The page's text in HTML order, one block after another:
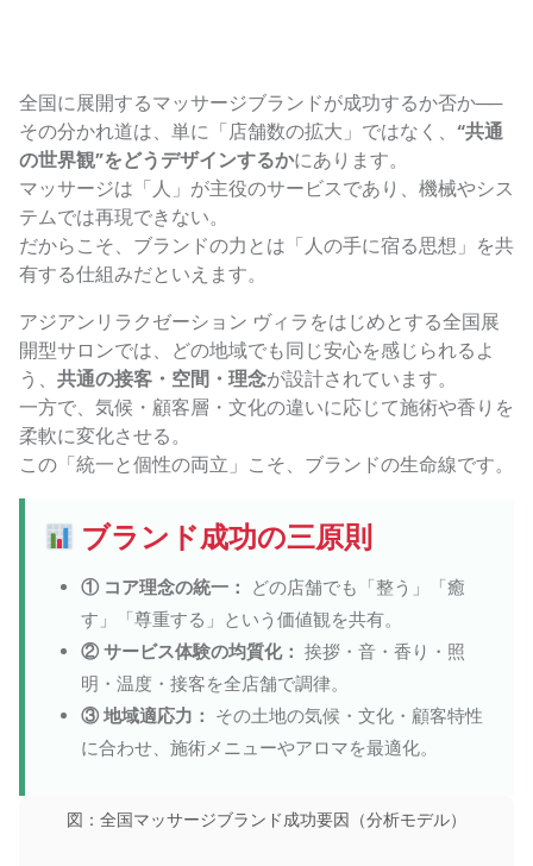
全国に展開するマッサージブランドが成功するか否か──
その分かれ道は、単に「店舗数の拡大」ではなく、 “共通
の世界観”をどうデザインするかにあります。
マッサージは「人」が主役のサービスであり、機械やシス
テムでは再現できない。
だからこそ、ブランドの力とは「人の手に宿る思想」を共
有する仕組みだといえます。
アジアンリラクゼーション ヴィラをはじめとする全国展
開型サロンでは、どの地域でも同じ安心を感じられるよ
う、 共通の接客・空間・理念が設計されています。
一方で、気候・顧客層・文化の違いに応じて施術や香りを
柔軟に変化させる。
この「統一と個性の両立」こそ、ブランドの生命線です。
ブランド成功の三原則
① コア理念の統一： どの店舗でも「整う」「癒
す」「尊重する」という価値観を共有。
② サービス体験の均質化： 挨拶・音・香り・照
明・温度・接客を全店舗で調律。
③ 地域適応力： その土地の気候・文化・顧客特性
に合わせ、施術メニューやアロマを最適化。
図：全国マッサージブランド成功要因（分析モデル）